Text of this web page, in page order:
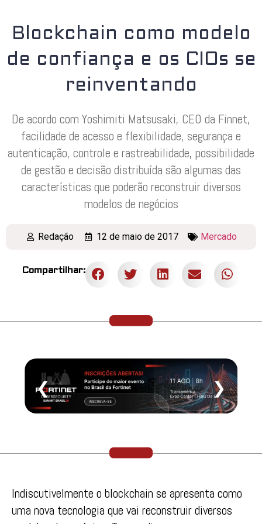
Blockchain como modelo
de confiança e os CIOs se
reinventando
De acordo com Yoshimiti Matsusaki, CEO da Finnet,
facilidade de acesso e flexibilidade, segurança e
autenticação, controle e rastreabilidade, possibilidade
de gestão e decisão distribuída são algumas das
características que poderão reconstruir diversos
modelos de negócios
Redação 12 de maio de 2017 Mercado
Compartilhar:
❮ ❯
Indiscutivelmente o blockchain se apresenta como
uma nova tecnologia que vai reconstruir diversos